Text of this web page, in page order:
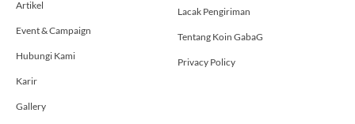
Artikel
Event & Campaign
Hubungi Kami
Karir
Gallery
Lacak Pengiriman
Tentang Koin GabaG
Privacy Policy